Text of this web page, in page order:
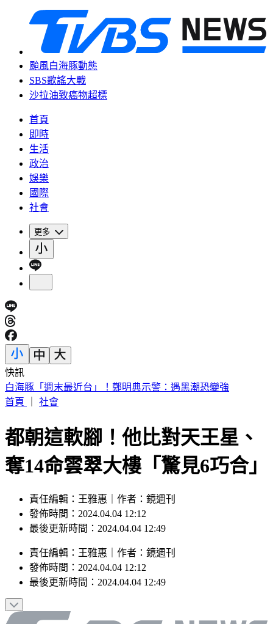
颱風白海豚動態
SBS歌謠大戰
沙拉油致癌物超標
首頁
即時
生活
政治
娛樂
國際
社會
更多
快訊
快訊／台中神岡死亡車禍 婦人遭大貨車撞飛魂斷路口
首頁
社會
都朝這軟腳！他比對天王星、
奪14命雲翠大樓「驚見6巧合」
責任編輯：王雅惠｜作者：鏡週刊
發佈時間：2024.04.04 12:12
最後更新時間：2024.04.04 12:49
責任編輯 ： 王雅惠 作者 ： 鏡週刊
發佈時間： 2024.04.04 12:12
最後更新時間： 2024.04.04 12:49